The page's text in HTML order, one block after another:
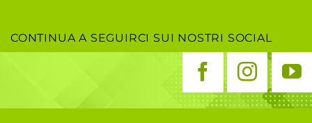
CONTINUA A SEGUIRCI SUI NOSTRI SOCIAL